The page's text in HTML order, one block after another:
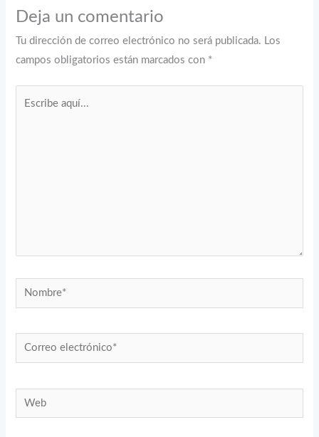
Deja un comentario
Tu dirección de correo electrónico no será publicada. Los
campos obligatorios están marcados con *
Nombre*
Correo
electrónico*
Web